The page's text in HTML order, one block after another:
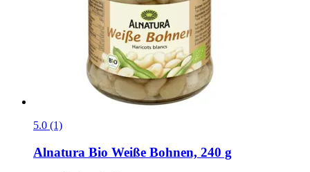
5.0 (1)
Alnatura Bio Weiße Bohnen, 240 g